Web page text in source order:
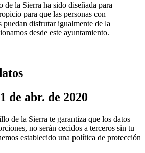
la Sierra ha sido diseñada para
para que las personas con
puedan disfrutar igualmente de la
desde este ayuntamiento.
de abr. de 2020
de la Sierra te garantiza que los datos
no serán cecidos a terceros sin tu
establecido una política de protección